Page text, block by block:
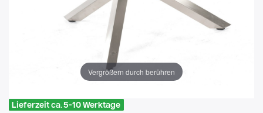
Vergrößern durch berühren
Lieferzeit ca. 5-10 Werktage